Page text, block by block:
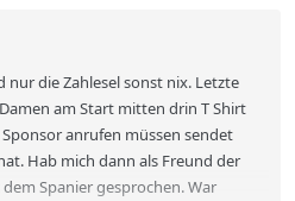
nur die Zahlesel sonst nix. Letzte
am Start mitten drin T Shirt
anrufen müssen sendet
Hab mich dann als Freund der
Spanier gesprochen. War